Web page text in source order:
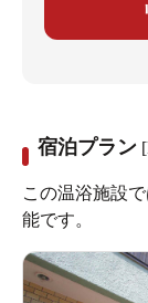
宿泊プラン
この温浴施設
能です。